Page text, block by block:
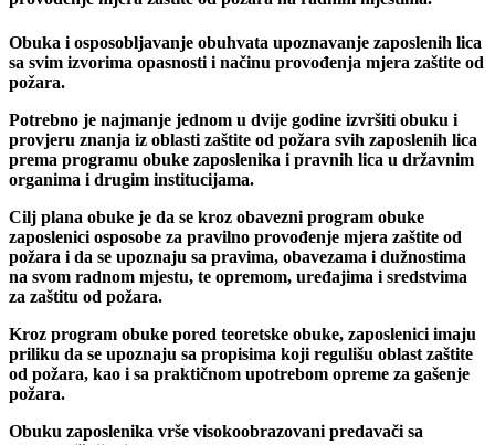
Obuka i osposobljavanje obuhvata upoznavanje zaposlenih lica
sa svim izvorima opasnosti i načinu provođenja mjera zaštite od
požara.
Potrebno je najmanje jednom u dvije godine izvršiti obuku i
provjeru znanja iz oblasti zaštite od požara svih zaposlenih lica
prema programu obuke zaposlenika i pravnih lica u državnim
organima i drugim institucijama.
Cilj plana obuke je da se kroz obavezni program obuke
zaposlenici osposobe za pravilno provođenje mjera zaštite od
požara i da se upoznaju sa pravima, obavezama i dužnostima
na svom radnom mjestu, te opremom, uređajima i sredstvima
za zaštitu od požara.
Kroz program obuke pored teoretske obuke, zaposlenici imaju
priliku da se upoznaju sa propisima koji regulišu oblast zaštite
od požara, kao i sa praktičnom upotrebom opreme za gašenje
požara.
Obuku zaposlenika vrše visokoobrazovani predavači sa